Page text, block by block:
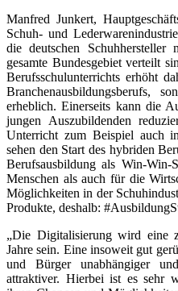
Manfred Junkert,
Schuh- und
die deutschen
gesamte Bundesgebiet verteilt
Berufsschulunterrichts erhöht
Branchenausbildungsberufs,
erheblich. Einerseits kann die
jungen Auszubildenden
Unterricht zum Beispiel auch
sehen den Start des hybriden
Berufsausbildung als Win-
Menschen als auch für die
Möglichkeiten in der
Produkte, deshalb:
„Die Digitalisierung wird eine
Jahre sein. Eine insoweit gut
und Bürger unabhängiger
attraktiver. Hierbei ist es sehr